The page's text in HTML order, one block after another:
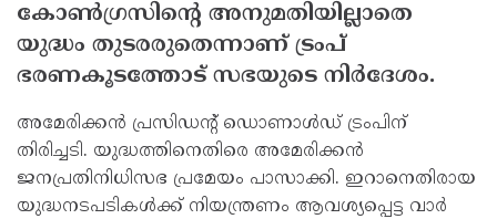
കോണ്‍ഗ്രസിന്റെ അനുമതിയില്ലാതെ
യുദ്ധം തുടരരുതെന്നാണ് ട്രംപ്
ഭരണകൂടത്തോട് സഭയുടെ നിര്‍ദേശം.
അമേരിക്കന്‍ പ്രസിഡന്റ് ഡൊണാള്‍ഡ് ട്രംപിന്
തിരിച്ചടി. യുദ്ധത്തിനെതിരെ അമേരിക്കന്‍
ജനപ്രതിനിധിസഭ പ്രമേയം പാസാക്കി. ഇറാനെതിരായ
യുദ്ധനടപടികള്‍ക്ക് നിയന്ത്രണം ആവശ്യപ്പെട്ട വാര്‍